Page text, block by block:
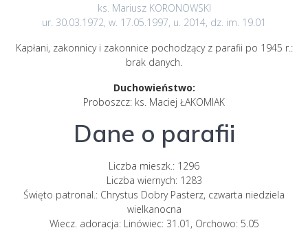
ks. Mariusz KORONOWSKI
ur. 30.03.1972, w. 17.05.1997, u. 2014, dz. im. 19.01
Kapłani, zakonnicy i zakonnice pochodzący z parafii po 1945 r.:
brak danych.
Duchowieństwo:
Proboszcz: ks. Maciej ŁAKOMIAK
Dane o parafii
Liczba mieszk.: 1296
Liczba wiernych: 1283
Święto patronal.: Chrystus Dobry Pasterz, czwarta niedziela
wielkanocna
Wiecz. adoracja: Linówiec: 31.01, Orchowo: 5.05